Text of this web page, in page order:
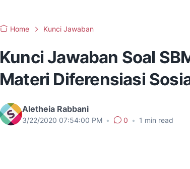
Home Kunci Jawaban
Kunci Jawaban Soal
Materi Diferensiasi
Aletheia Rabbani
3/22/2020 07:54:00 PM • 0 • 1 min read